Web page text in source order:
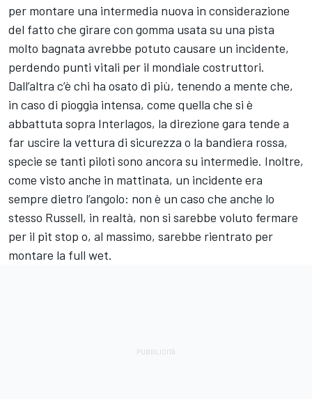
per montare una intermedia nuova in considerazione
del fatto che girare con gomma usata su una pista
molto bagnata avrebbe potuto causare un incidente,
perdendo punti vitali per il mondiale costruttori.
Dall’altra c’è chi ha osato di più, tenendo a mente che,
in caso di pioggia intensa, come quella che si è
abbattuta sopra Interlagos, la direzione gara tende a
far uscire la vettura di sicurezza o la bandiera rossa,
specie se tanti piloti sono ancora su intermedie. Inoltre,
come visto anche in mattinata, un incidente era
sempre dietro l’angolo: non è un caso che anche lo
stesso Russell, in realtà, non si sarebbe voluto fermare
per il pit stop o, al massimo, sarebbe rientrato per
montare la full wet.